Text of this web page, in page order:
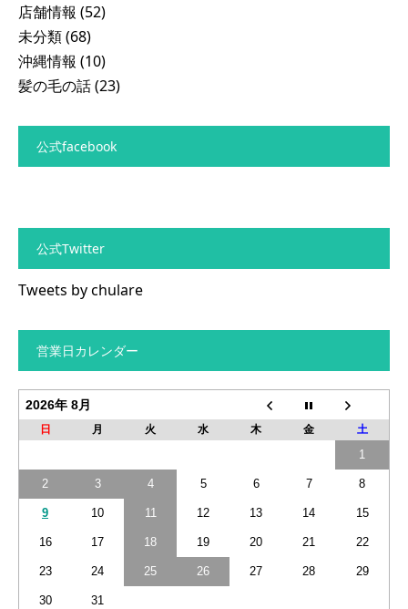
店舗情報 (52)
未分類(68)
沖縄情報 (10)
髪の毛の話(23)
公式facebook
公式Twitter
Tweets by chulare
営業日カレンダー
2026年 8月
日 月 火 水 木 金 土
1
2 3 4 5 6 7 8
9 10 11 12 13 14 15
16 17 18 19 20 21 22
23 24 25 26 27 28 29
30 31